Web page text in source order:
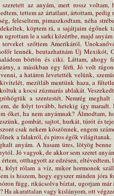
az anyám, mert rossz
tettem az ártatlant, ártottam,
feleseltem, pimaszkodtam, néha
köptem rá, a sajátjaim égőnek
ugrottam le a sarki közértbe, majd
terveket szőttem Amerikáról.
lennék, beutazhatnám Új Mexikót,
börtön és ciki. Láttam, ahogy
a másikban egy férfi. Jó volt
a határon levetették velünk,
mezítláb mentünk haza, a
a kocsi zúzmarás ablakát.
a szentestét. Nemrég
de folyt tovább, hetekig így
őket, ha nem anyámnak? Álmodtam,
gombát, sajtot, hurkát, túrót és
csak nekem köszönnek, engem
a falakról, és piros égők világítanak.
anyám. A hasam üres, lötyög
Jó vagyok, de akkor sem szeret
otthagyott az edzésen,
folyt rólam a víz, mikor hormonok
is hiszem, hogy egyszer minden jóra
függ, rikácsolva bíztat, ugorjam
Ha akarattalan vagy kislányom, ott